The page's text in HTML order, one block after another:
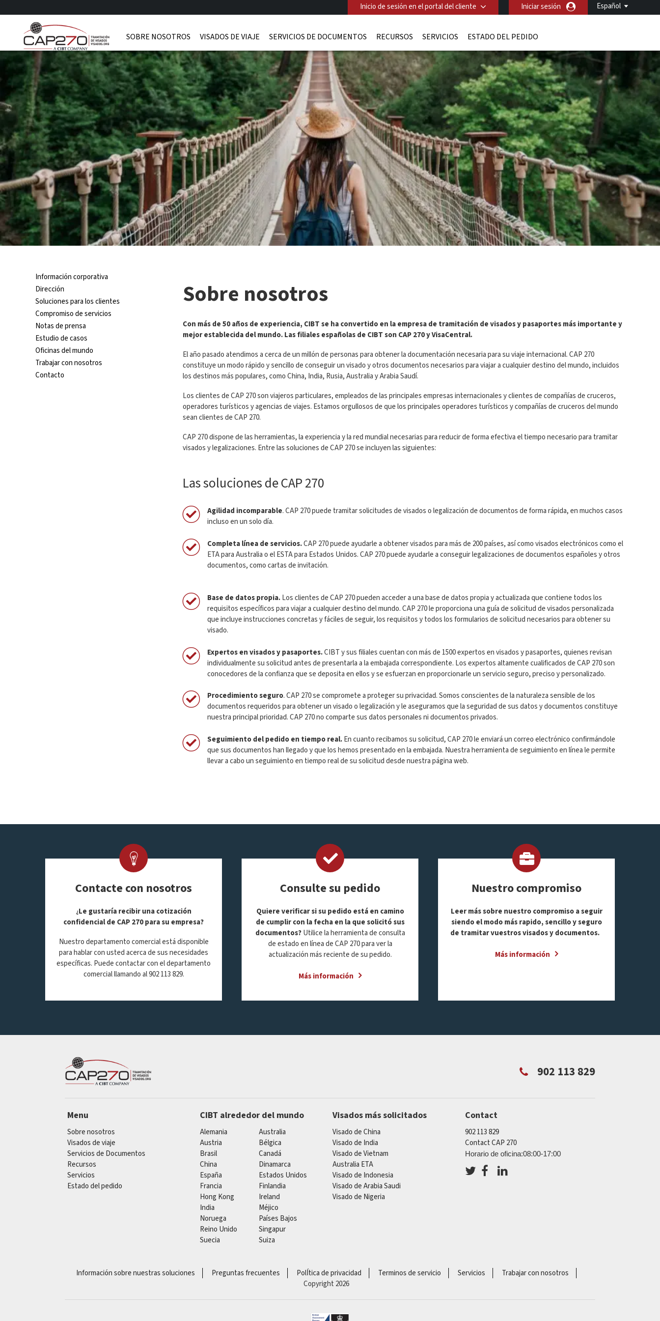
Español
Inicio de sesión en el portal del cliente Iniciar sesión
SOBRE NOSOTROS VISADOS DE VIAJE SERVICIOS DE DOCUMENTOS RECURSOS SERVICIOS ESTADO DEL PEDIDO
Información corporativa
Dirección
Soluciones para los clientes
Compromiso de servicios
Notas de prensa
Estudio de casos
Oficinas del mundo
Trabajar con nosotros
Contacto
Sobre nosotros
Con más de 50 años de experiencia, CIBT se ha convertido en la empresa de tramitación de visados y pasaportes más importante y
mejor establecida del mundo. Las filiales españolas de CIBT son CAP 270 y VisaCentral.
El año pasado atendimos a cerca de un millón de personas para obtener la documentación necesaria para su viaje internacional. CAP 270
constituye un modo rápido y sencillo de conseguir un visado y otros documentos necesarios para viajar a cualquier destino del mundo, incluidos
los destinos más populares, como China, India, Rusia, Australia y Arabia Saudí.
Los clientes de CAP 270 son viajeros particulares, empleados de las principales empresas internacionales y clientes de compañías de cruceros,
operadores turísticos y agencias de viajes. Estamos orgullosos de que los principales operadores turísticos y compañías de cruceros del mundo
sean clientes de CAP 270.
CAP 270 dispone de las herramientas, la experiencia y la red mundial necesarias para reducir de forma efectiva el tiempo necesario para tramitar
visados y legalizaciones. Entre las soluciones de CAP 270 se incluyen las siguientes:
Las soluciones de CAP 270
Agilidad incomparable. CAP 270 puede tramitar solicitudes de visados o legalización de documentos de forma rápida, en muchos casos
incluso en un solo día.
Completa línea de servicios.CAP 270 puede ayudarle a obtener visados para más de 200 países, así como visados electrónicos como el
ETA para Australia o el ESTA para Estados Unidos. CAP 270 puede ayudarle a conseguir legalizaciones de documentos españoles y otros
documentos, como cartas de invitación.
Base de datos propia.Los clientes de CAP 270 pueden acceder a una base de datos propia y actualizada que contiene todos los
requisitos específicos para viajar a cualquier destino del mundo. CAP 270 le proporciona una guía de solicitud de visados personalizada
que incluye instrucciones concretas y fáciles de seguir, los requisitos y todos los formularios de solicitud necesarios para obtener su
visado.
Expertos en visados y pasaportes.CIBT y sus filiales cuentan con más de 1500 expertos en visados y pasaportes, quienes revisan
individualmente su solicitud antes de presentarla a la embajada correspondiente. Los expertos altamente cualificados de CAP 270 son
conocedores de la confianza que se deposita en ellos y se esfuerzan en proporcionarle un servicio seguro, preciso y personalizado.
Procedimiento seguro. CAP 270 se compromete a proteger su privacidad. Somos conscientes de la naturaleza sensible de los
documentos requeridos para obtener un visado o legalización y le aseguramos que la seguridad de sus datos y documentos constituye
nuestra principal prioridad. CAP 270 no comparte sus datos personales ni documentos privados.
Seguimiento del pedido en tiempo real.En cuanto recibamos su solicitud, CAP 270 le enviará un correo electrónico confirmándole
que sus documentos han llegado y que los hemos presentado en la embajada. Nuestra herramienta de seguimiento en línea le permite
llevar a cabo un seguimiento en tiempo real de su solicitud desde nuestra página web.
Contacte con nosotros
¿Le gustaría recibir una cotización
confidencial de CAP 270 para su empresa?
Nuestro departamento comercial está disponible
para hablar con usted acerca de sus necesidades
específicas. Puede contactar con el departamento
comercial llamando al 902 113 829.
Consulte su pedido
Quiere verificar si su pedido está en camino
de cumplir con la fecha en la que solicitó sus
documentos?Utilice laherramienta de consulta
deestadoenlíneade CAP 270paraverla
actualización más reciente de su pedido.
Más información
Nuestro compromiso
Leer más sobre nuestro compromiso a seguir
siendo el modo más rapido, sencillo y seguro
de tramitar vuestros visados y documentos.
Más información
902 113 829
Menu
Sobre nosotros
Visados de viaje
Servicios de Documentos
Recursos
Servicios
Estado del pedido
CIBT alrededor del mundo
Alemania
Australia
Austria
Bélgica
Brasil
Canadá
China
Dinamarca
España
Estados Unidos
Francia
Finlandia
Hong Kong
Ireland
India
Méjico
Noruega
Países Bajos
Reino Unido
Singapur
Suecia
Suiza
Visados más solicitados
Visado de China
Visado de India
Visado de Vietnam
Australia ETA
Visado de Indonesia
Visado de Arabia Saudi
Visado de Nigeria
Contact
902 113 829
Contact CAP 270
Horario de oficina:08:00-17:00
Información sobre nuestras soluciones Preguntas frecuentes PolÍtica de privacidad Terminos de servicio Servicios
Trabajar con nosotros
Copyright 2026